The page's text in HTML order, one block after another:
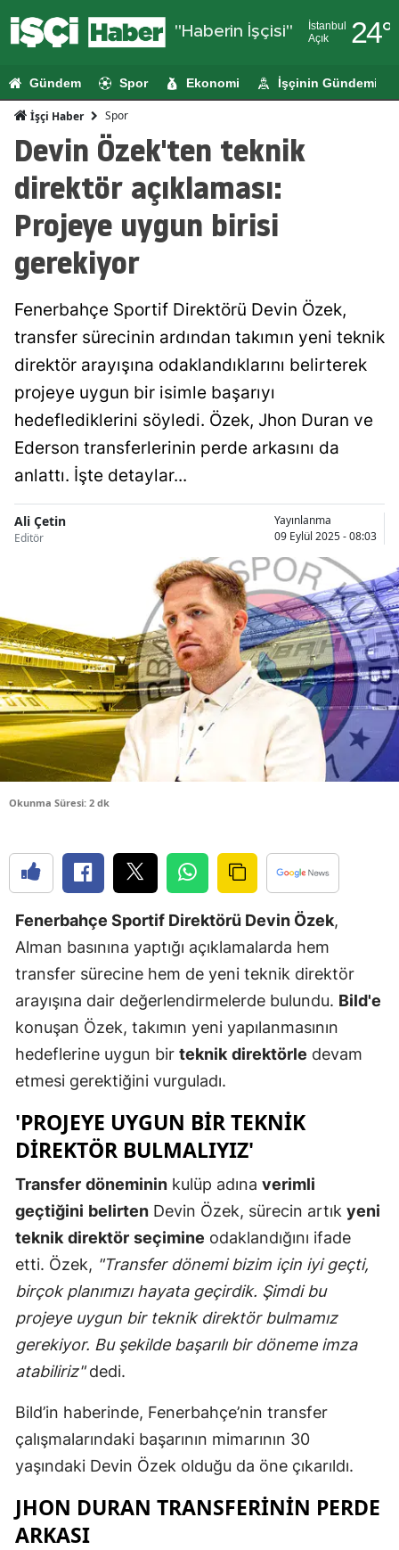
"Haberin İşçisi"
İstanbul
Açık
24°
Adıyaman
Artvin
Aydın
Bilecik
Bingöl
Bolu
Burdur
Bursa
Çanakkale
Çankırı
Çorum
Denizli
Diyarbakır
Elazığ
Erzincan
Erzurum
Eskişehir
Gaziantep
Mersin
İstanbul
İzmir
Kayseri
Kırşehir
Kocaeli
Gündem Spor Ekonomi İşçinin Gündemi
İşçi Haber Spor
Devin Özek'ten teknik
direktör açıklaması:
Projeye uygun birisi
gerekiyor
Fenerbahçe Sportif Direktörü Devin Özek,
transfer sürecinin ardından takımın yeni teknik
direktör arayışına odaklandıklarını belirterek
projeye uygun bir isimle başarıyı
hedeflediklerini söyledi. Özek, Jhon Duran ve
Ederson transferlerinin perde arkasını da
anlattı. İşte detaylar...
Ali Çetin
Editör
Yayınlanma
09 Eylül 2025 - 08:03
Okunma Süresi: 2 dk
Fenerbahçe Sportif Direktörü Devin Özek,
Alman basınına yaptığı açıklamalarda hem
transfer sürecine hem de yeni teknik direktör
arayışına dair değerlendirmelerde bulundu. Bild'e
konuşan Özek, takımın yeni yapılanmasının
hedeflerine uygun bir teknik direktörle devam
etmesi gerektiğini vurguladı.
'PROJEYE UYGUN BIR TEKNIK
DIREKTÖR BULMALIYIZ'
Transfer döneminin kulüp adına verimli
geçtiğini belirten Devin Özek, sürecin artık yeni
teknik direktör seçimine odaklandığını ifade
etti. Özek, "Transfer dönemi bizim için iyi geçti,
birçok planımızı hayata geçirdik. Şimdi bu
projeye uygun bir teknik direktör bulmamız
gerekiyor. Bu şekilde başarılı bir döneme imza
atabiliriz"dedi.
Bild’in haberinde, Fenerbahçe’nin transfer
çalışmalarındaki başarının mimarının 30
yaşındaki Devin Özek olduğu da öne çıkarıldı.
JHON DURAN TRANSFERININ PERDE
ARKASI